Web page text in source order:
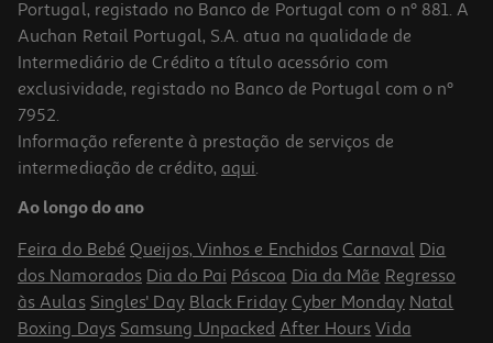
Disco Externo Toshiba Canvio Ready Hdtp310ek3aa 1tb 2.5"
99.99 €/un
99,99 €
Portugal, registado no Banco de Portugal com o nº 881. A
Auchan Retail Portugal, S.A. atua na qualidade de
Intermediário de Crédito a título acessório com
exclusividade, registado no Banco de Portugal com o nº
7952.
Informação referente à prestação de serviços de
intermediação de crédito, aqui.
Ao longo do ano
Feira do Bebé Queijos, Vinhos e Enchidos Carnaval Dia
dos Namorados Dia do Pai Páscoa Dia da Mãe Regresso
às Aulas Singles' Day Black Friday Cyber Monday Natal
Boxing Days Samsung Unpacked After Hours Vida